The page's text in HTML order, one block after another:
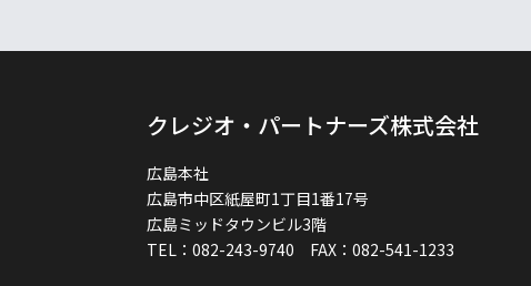
クレジオ・パートナーズ株式会社
広島本社
広島市中区紙屋町1丁目1番17号
広島ミッドタウンビル3階
TEL：082-243-9740 FAX：082-541-1233